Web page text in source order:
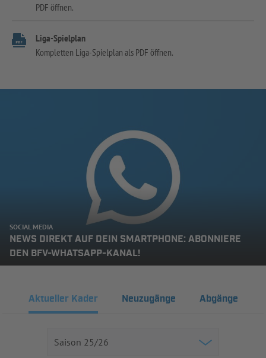
PDF öffnen.
Liga-Spielplan
Kompletten Liga-Spielplan als PDF öffnen.
SOCIAL MEDIA
NEWS DIREKT AUF DEIN SMARTPHONE: ABONNIERE
DEN BFV-WHATSAPP-KANAL!
Aktueller Kader Neuzugänge Abgänge